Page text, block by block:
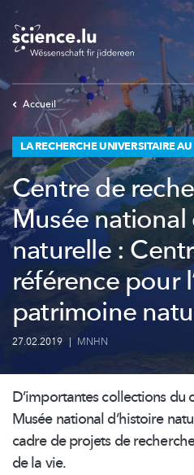
Skip
main
content
Accueil
LA RECHERCHE UNIVERSITAIRE
Centre de
Musée national
naturelle :
référence pour
patrimoine
27.02.2019 | MNHN
D’importantescollections du
Musée national d’histoire
cadre de projets de
de la vie.